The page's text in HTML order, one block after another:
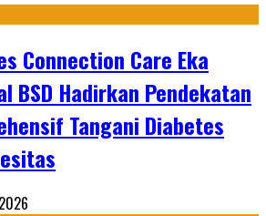
Connection Care Eka
BSD Hadirkan Pendekatan
Tangani Diabetes